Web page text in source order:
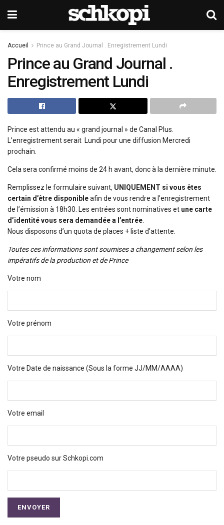
Accueil Prince au Grand Journal . Enregistrement Lundi
Prince au Grand Journal .
Enregistrement Lundi
Prince est attendu au « grand journal » de Canal Plus.
L’enregistrement serait Lundi pour une diffusion Mercredi
prochain.
Cela sera confirmé moins de 24 h avant, donc à la dernière minute.
Remplissez le formulaire suivant, UNIQUEMENT si vous êtes
certain d’être disponibleafin de vous rendre a l’enregistrement
de l’émission à 18h30. Les entrées sont nominatives et une carte
d’identité vous sera demandée a l’entrée
Nous disposons d’un quota de places + liste d’attente.
Toutes ces informations sont soumises a changement selon les
impératifs de la production et de Prince
Votre nom
Votre prénom
Votre Date de naissance (Sous la forme JJ/MM/AAAA)
Votre email
Votre pseudo sur Schkopi.com